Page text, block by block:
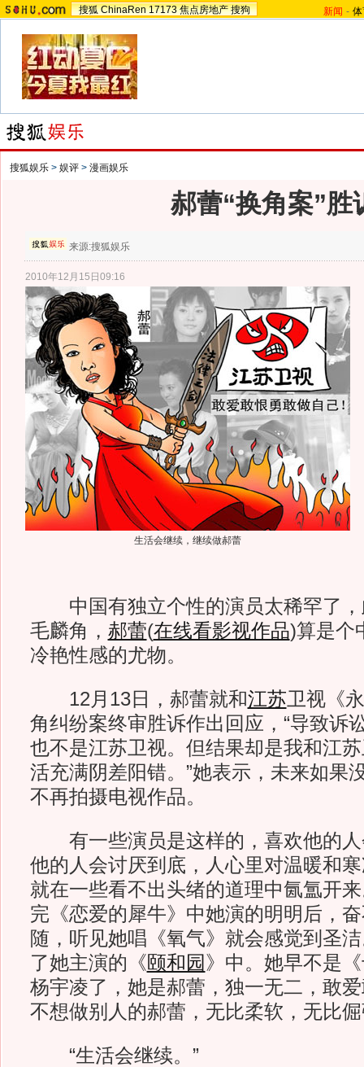
搜狐 ChinaRen 17173 焦点房地产 搜狗 新闻 -
搜狐娱乐 > 娱评 > 漫画娱乐
郝蕾“换角案”胜
来源:搜狐娱乐
2010年12月15日09:16
生活会继续，继续做郝蕾
中国有独立个性的演员太稀罕了，
毛麟角， 郝蕾(在线看影视作品)算是个
冷艳性感的尤物。
12月13日，郝蕾就和江苏卫视《
角纠纷案终审胜诉作出回应，“导致诉
也不是江苏卫视。但结果却是我和江
活充满阴差阳错。”她表示，未来如果
不再拍摄电视作品。
有一些演员是这样的，喜欢他的人
他的人会讨厌到底，人心里对温暖和
就在一些看不出头绪的道理中氤氲开
完《恋爱的犀牛》中她演的明明后，
随，听见她唱《氧气》就会感觉到圣
了她主演的《颐和园 》中。她早不是
杨宇凌了，她是郝蕾，独一无二，敢
不想做别人的郝蕾，无比柔软，无比
“生活会继续。”